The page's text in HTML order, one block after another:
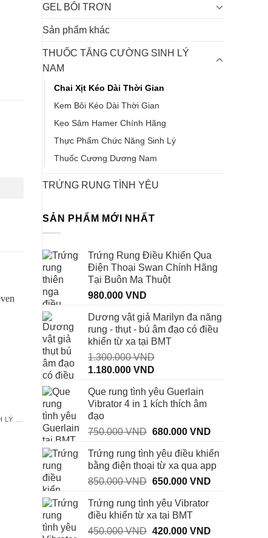
GEL BÔI TRƠN
Sản phẩm khác
THUỐC TĂNG CƯỜNG SINH LÝ
NAM
Chai Xịt Kéo Dài Thời Gian
Kem Bôi Kéo Dài Thời Gian
Kẹo Sâm Hamer Chính Hãng
Thực Phẩm Chức Năng Sinh Lý
Thuốc Cương Dương Nam
TRỨNG RUNG TÌNH YÊU
SẢN PHẨM MỚI NHẤT
Trứng Rung Điều Khiển Qua
Điện Thoại Swan Chính Hãng
Tại Buôn Ma Thuột
980.000 VND
Dương vật giả Marilyn đa năng
rung - thụt - bú âm đạo có điều
khiển từ xa tại BMT
1.300.000VND
Giá
là:
1.300.000 VND.
1.180.000 VND
tại
là:
Que rung tình yêu Guerlain
Vibrator 4 in 1 kích thích âm
đạo
750.000VND Giá
là:
750.000 VND.
680.000 VNDGiá
tại
là:
680.000
Trứng rung tình yêu điều khiển
bằng điện thoại từ xa qua app
850.000VND Giá
là:
850.000 VND.
650.000 VNDGiá
650.000
Trứng rung tình yêu Vibrator
điều khiển từ xa tại BMT
450.000VND Giá
420.000 VNDGiá
-22%
Chai Xịt Kéo Dài Thời Gian
VIGA 50000
450.000
Giá
gốc
là:
350.000VNDGiá
hiện
tại
350.000 VND.
Chai xịt Playboy Vip chống
350.000 VND